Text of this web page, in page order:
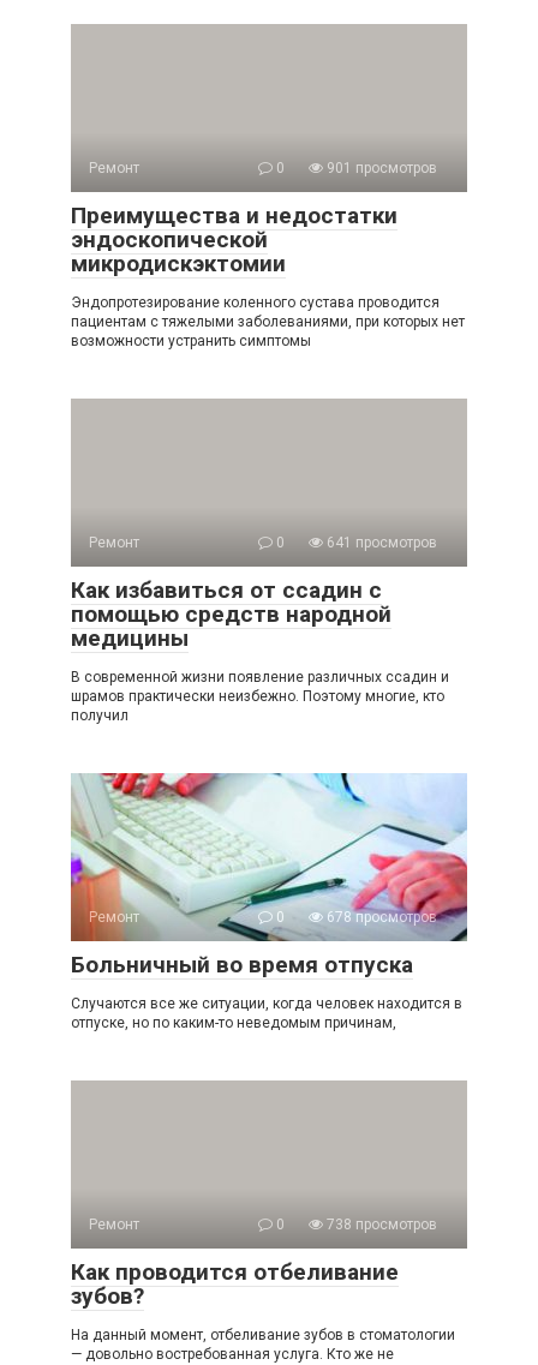
Ремонт 0 901 просмотров
Преимущества и недостатки
эндоскопической
микродискэктомии
Эндопротезирование коленного сустава проводится
пациентам с тяжелыми заболеваниями, при которых нет
возможности устранить симптомы
Ремонт 0 641 просмотров
Как избавиться от ссадин с
помощью средств народной
медицины
В современной жизни появление различных ссадин и
шрамов практически неизбежно. Поэтому многие, кто
получил
Ремонт 0 678 просмотров
Больничный во время отпуска
Случаются все же ситуации, когда человек находится в
отпуске, но по каким-то неведомым причинам,
Ремонт 0 738 просмотров
Как проводится отбеливание
зубов?
На данный момент, отбеливание зубов в стоматологии
— довольно востребованная услуга. Кто же не